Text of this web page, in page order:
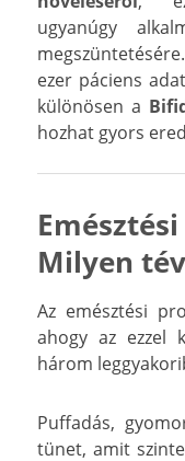
ugyanúgy
ezer páciens
különösen a
hozhat gyors
Milyen
Az emésztési
ahogy az ezzel
három
Puffadás,
tünet, amit